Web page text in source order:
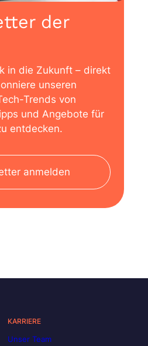
der
in die Zukunft – direkt
unseren
Trends von
und Angebote für
entdecken.
anmelden
KARRIERE
Unser Team